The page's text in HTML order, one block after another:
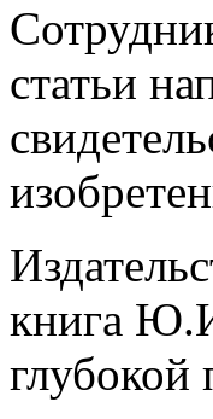
статьи
книга
глубокой